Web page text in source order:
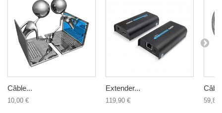
Câble...
10,00 €
Extender...
119,90 € 59,80